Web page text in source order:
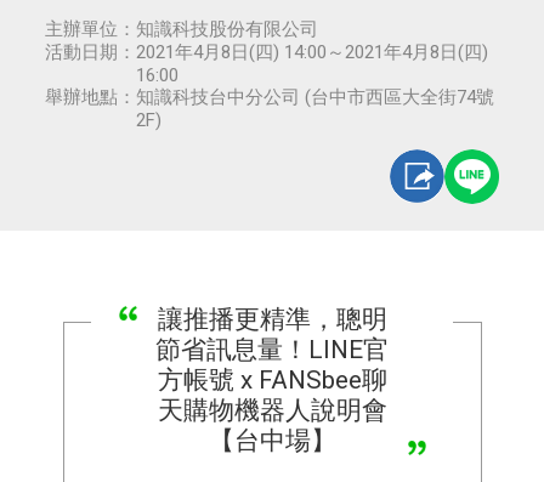
主辦單位： 知識科技股份有限公司
活動日期： 2021年4月8日(四) 14:00～2021年4月8日(四)
16:00
舉辦地點： 知識科技台中分公司 (台中市西區大全街74號
2F)
讓推播更精準，聰明
節省訊息量！LINE官
方帳號 x FANSbee聊
天購物機器人說明會
【台中場】